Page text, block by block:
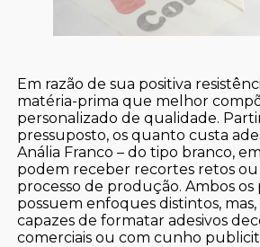
Em razão de sua positiva
matéria-prima que melhor
personalizado de qualidade.
pressuposto, os quanto custa
Anália Franco – do tipo branco,
podem receber recortes retos ou
processo de produção. Ambos
possuem enfoques distintos, mas,
capazes de formatar adesivos
comerciais ou com cunho